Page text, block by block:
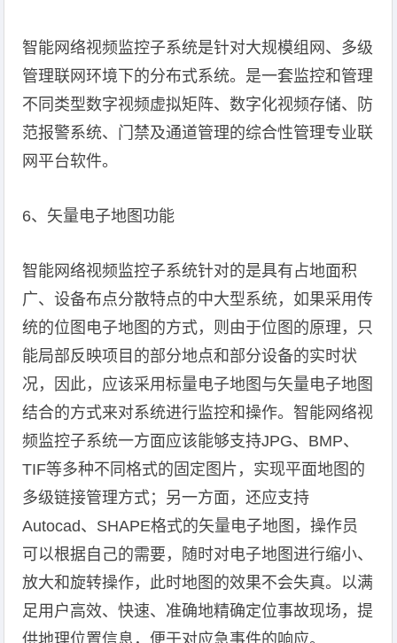
智能网络视频监控子系统是针对大规模组网、多级
管理联网环境下的分布式系统。是一套监控和管理
不同类型数字视频虚拟矩阵、数字化视频存储、防
范报警系统、门禁及通道管理的综合性管理专业联
网平台软件。
6、矢量电子地图功能
智能网络视频监控子系统针对的是具有占地面积
广、设备布点分散特点的中大型系统，如果采用传
统的位图电子地图的方式，则由于位图的原理，只
能局部反映项目的部分地点和部分设备的实时状
况，因此，应该采用标量电子地图与矢量电子地图
结合的方式来对系统进行监控和操作。智能网络视
频监控子系统一方面应该能够支持JPG、BMP、
TIF等多种不同格式的固定图片，实现平面地图的
多级链接管理方式；另一方面，还应支持
Autocad、SHAPE格式的矢量电子地图，操作员
可以根据自己的需要，随时对电子地图进行缩小、
放大和旋转操作，此时地图的效果不会失真。以满
足用户高效、快速、准确地精确定位事故现场，提
供地理位置信息，便于对应急事件的响应。